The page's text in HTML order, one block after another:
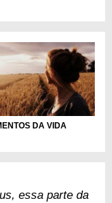
DA VIDA
essa parte da